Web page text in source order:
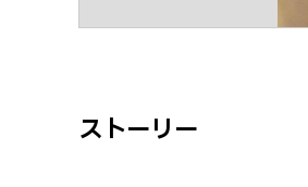
ストーリー